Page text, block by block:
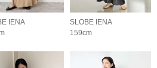
IENA
SLOBE IENA
159cm